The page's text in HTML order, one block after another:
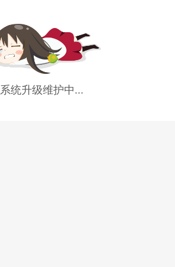
系统升级维护中...